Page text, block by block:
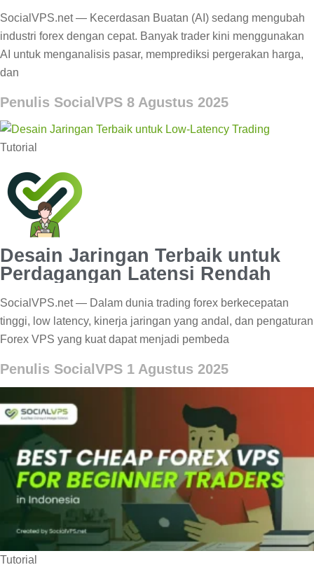
SocialVPS.net — Kecerdasan Buatan (AI) sedang mengubah
industri forex dengan cepat. Banyak trader kini menggunakan
AI untuk menganalisis pasar, memprediksi pergerakan harga,
dan
Penulis SocialVPS 8 Agustus 2025
Tutorial
Desain Jaringan Terbaik untuk
Perdagangan Latensi Rendah
SocialVPS.net — Dalam dunia trading forex berkecepatan
tinggi, low latency, kinerja jaringan yang andal, dan pengaturan
Forex VPS yang kuat dapat menjadi pembeda
Penulis SocialVPS 1 Agustus 2025
Tutorial